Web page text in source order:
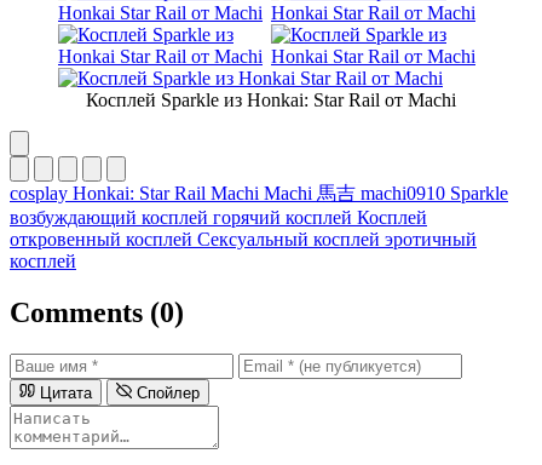
Косплей Sparkle из Honkai: Star Rail от Machi
cosplay Honkai: Star Rail Machi Machi 馬吉 machi0910 Sparkle
возбуждающий косплей горячий косплей Косплей
откровенный косплей Сексуальный косплей эротичный
косплей
Comments (0)
Цитата Спойлер